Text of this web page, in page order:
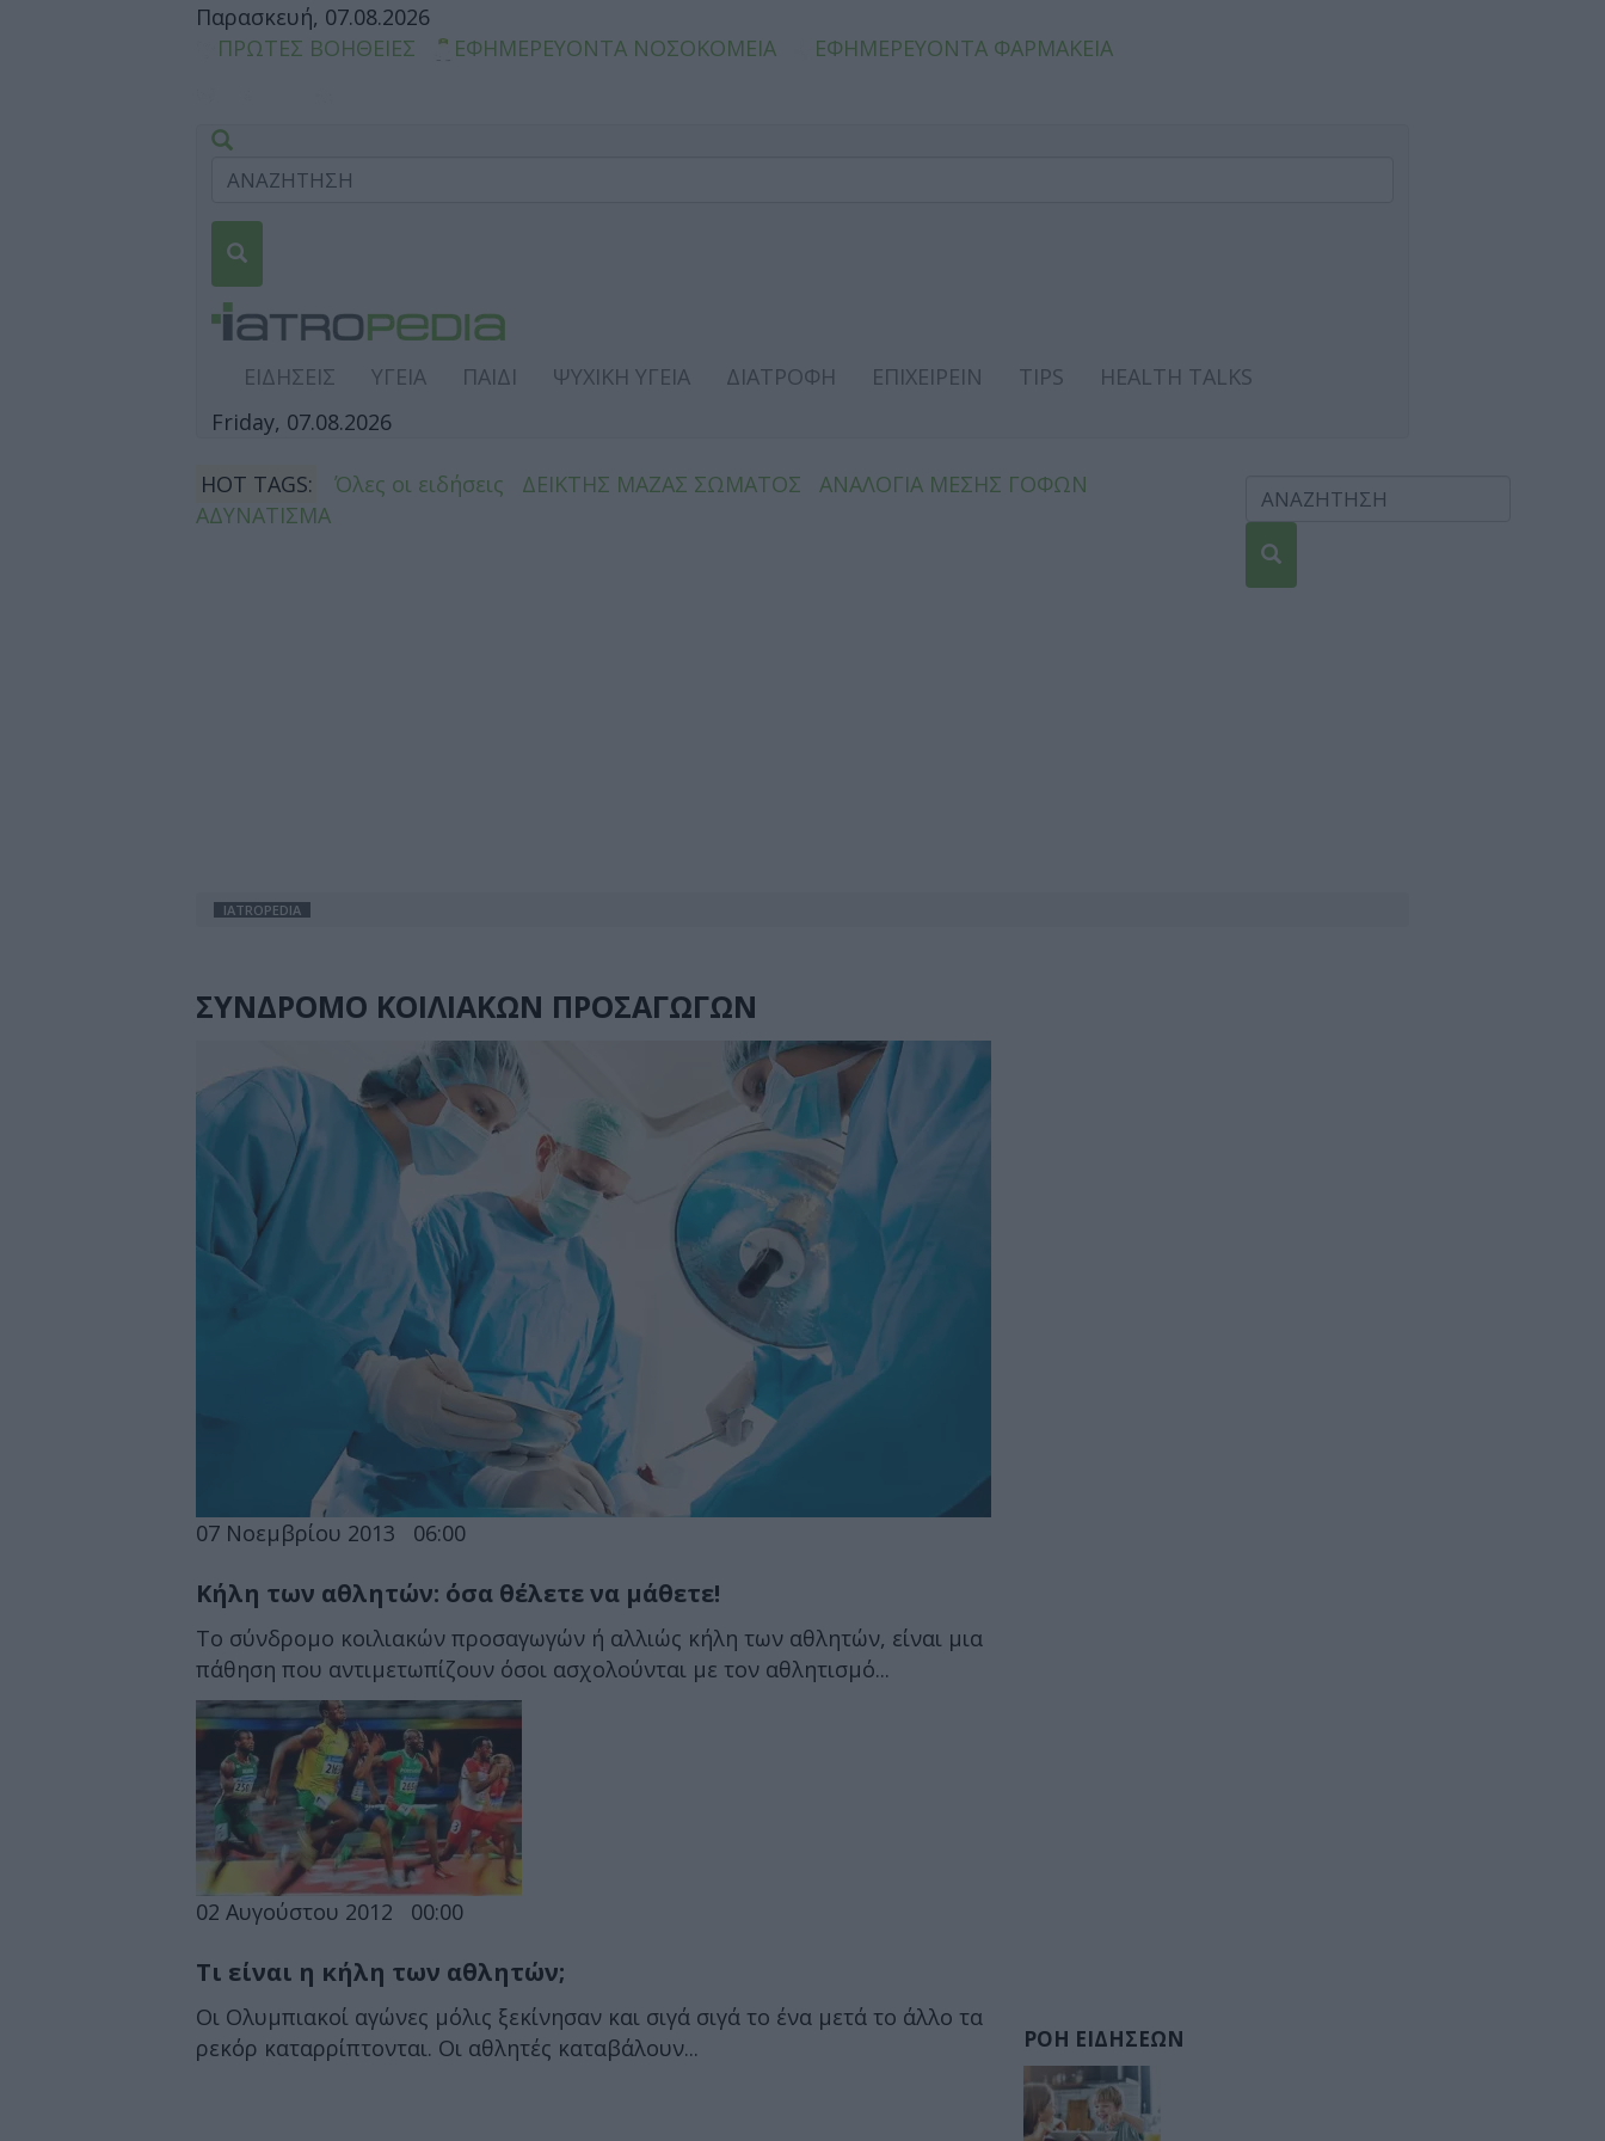
Παρασκευή, 07.08.2026
ΠΡΩΤΕΣ ΒΟΗΘΕΙΕΣ
ΕΦΗΜΕΡΕΥΟΝΤΑ ΝΟΣΟΚΟΜΕΙΑ ΕΦΗΜΕΡΕΥΟΝΤΑ ΦΑΡΜΑΚΕΙΑ
ΕΙΔΗΣΕΙΣ ΥΓΕΙΑ ΠΑΙΔΙ ΨΥΧΙΚΗ ΥΓΕΙΑ ΔΙΑΤΡΟΦΗ ΕΠΙΧΕΙΡΕΙΝ TIPS
HEALTH TALKS
Friday, 07.08.2026
HOT TAGS: Όλες οι ειδήσεις ΔΕΙΚΤΗΣ ΜΑΖΑΣ ΣΩΜΑΤΟΣ
ΑΝΑΛΟΓΙΑ ΜΕΣΗΣ ΓΟΦΩΝ
ΑΔΥΝΑΤΙΣΜΑ
IATROPEDIA
ΣΥΝΔΡΟΜΟ ΚΟΙΛΙΑΚΩΝ ΠΡΟΣΑΓΩΓΩΝ
07 Νοεμβρίου 2013 06:00
Κήλη των αθλητών: όσα θέλετε να μάθετε!
Το σύνδρομο κοιλιακών προσαγωγών ή αλλιώς κήλη των αθλητών, είναι μια
πάθηση που αντιμετωπίζουν όσοι ασχολούνται με τον αθλητισμό...
02 Αυγούστου 2012 00:00
Τι είναι η κήλη των αθλητών;
Οι Ολυμπιακοί αγώνες μόλις ξεκίνησαν και σιγά σιγά το ένα μετά το άλλο τα
ρεκόρ καταρρίπτονται. Οι αθλητές καταβάλουν...
ΡΟΗ ΕΙΔΗΣΕΩΝ